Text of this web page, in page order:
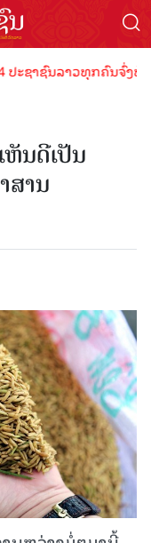
ະຊາຊົນລາວທຸກຄົນຈົ່ງພ້
ນດີເປັນ
ສານ